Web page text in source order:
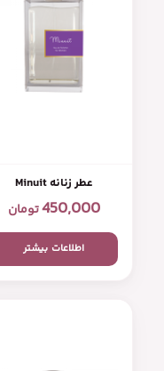
عطر زنانه Minuit
450,000تومان
اطلاعات بیشتر